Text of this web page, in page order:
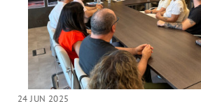
24 JUN 2025